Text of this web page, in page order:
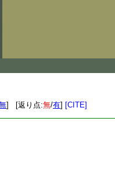
] [返り点:無/有] [CITE]